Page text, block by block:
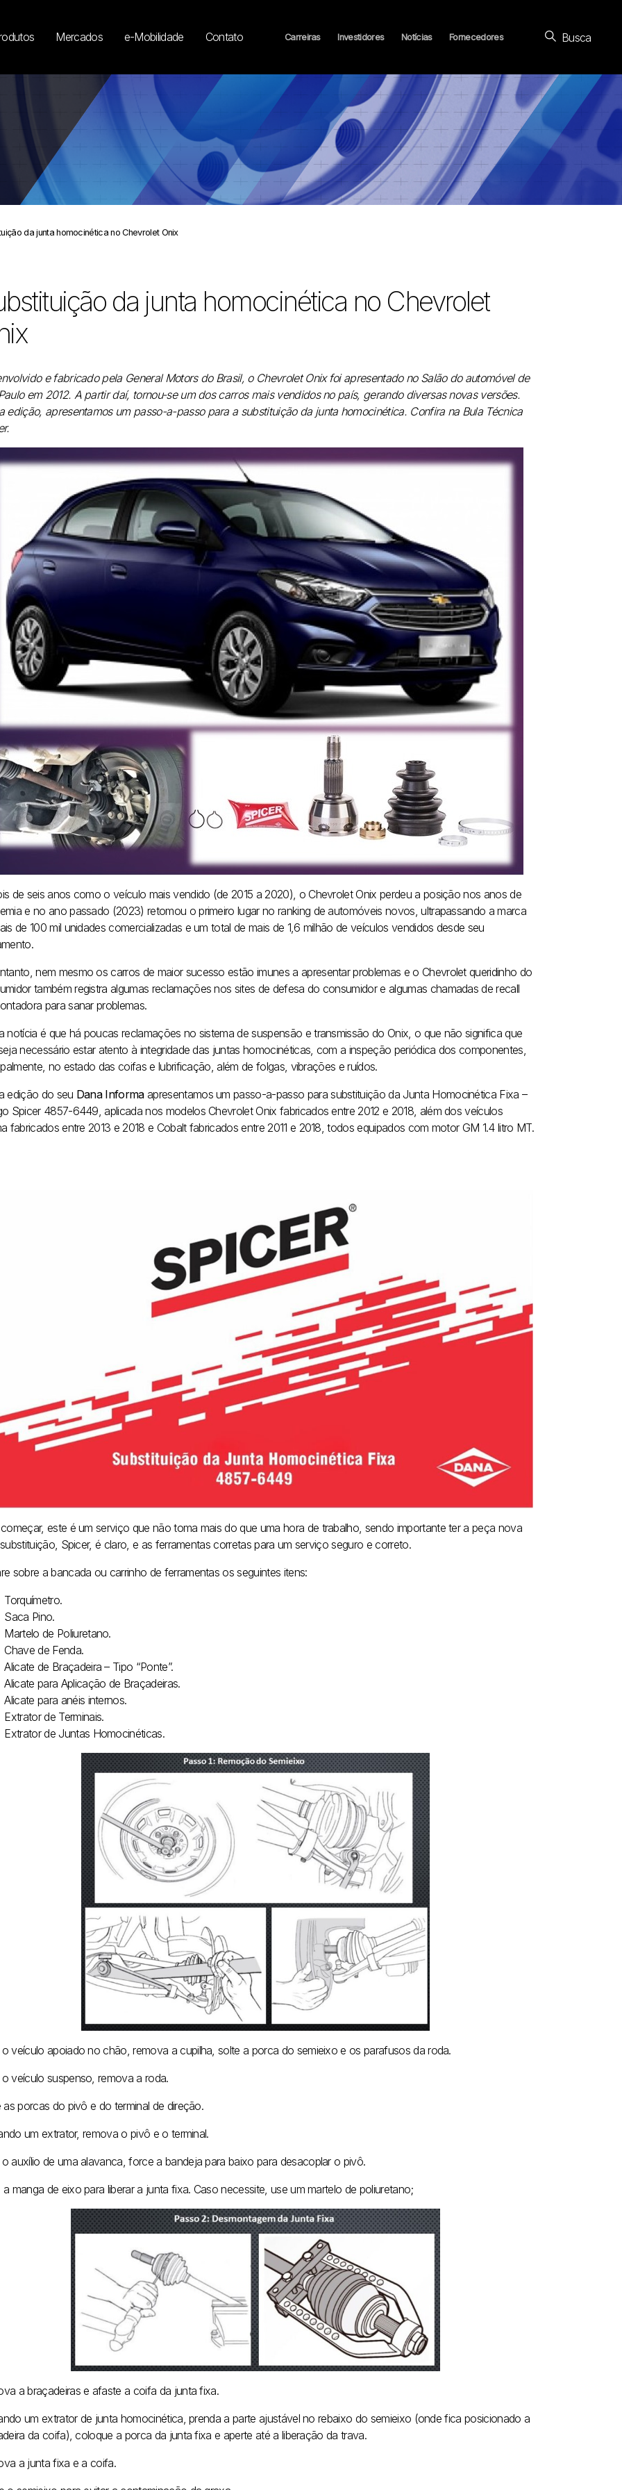
Mercados e-Mobilidade Contato Carreiras Investidores Notícias Fornecedores Busca
da junta homocinética no Chevrolet Onix
da junta homocinética no Chevrolet
e fabricado pela General Motors do Brasil, o Chevrolet Onix foi apresentado no Salão do automóvel de
em 2012. A partir daí, tornou-se um dos carros mais vendidos no país, gerando diversas novas versões.
edição, apresentamos um passo-a-passo para a substituição da junta homocinética. Confira na Bula Técnica
de seis anos como o veículo mais vendido (de 2015 a 2020), o Chevrolet Onix perdeu a posição nos anos de
e no ano passado (2023) retomou o primeiro lugar no ranking de automóveis novos, ultrapassando a marca
de 100 mil unidades comercializadas e um total de mais de 1,6 milhão de veículos vendidos desde seu
nem mesmo os carros de maior sucesso estão imunes a apresentar problemas e o Chevrolet queridinho do
também registra algumas reclamações nos sites de defesa do consumidor e algumas chamadas de recall
para sanar problemas.
notícia é que há poucas reclamações no sistema de suspensão e transmissão do Onix, o que não significa que
necessário estar atento à integridade das juntas homocinéticas, com a inspeção periódica dos componentes,
no estado das coifas e lubrificação, além de folgas, vibrações e ruídos.
edição do seu Dana Informaapresentamos um passo-a-passo para substituição da Junta Homocinética Fixa –
Spicer 4857-6449, aplicada nos modelos Chevrolet Onix fabricados entre 2012 e 2018, além dos veículos
fabricados entre 2013 e 2018 e Cobalt fabricados entre 2011 e 2018, todos equipados com motor GM 1.4 litro MT.
este é um serviço que não toma mais do que uma hora de trabalho, sendo importante ter a peça nova
Spicer, é claro, e as ferramentas corretas para um serviço seguro e correto.
sobre a bancada ou carrinho de ferramentas os seguintes itens:
Torquímetro.
Saca Pino.
Martelo de Poliuretano.
Chave de Fenda.
Alicate de Braçadeira – Tipo “Ponte”.
Alicate para Aplicação de Braçadeiras.
Alicate para anéis internos.
Extrator de Terminais.
Extrator de Juntas Homocinéticas.
veículo apoiado no chão, remova a cupilha, solte a porca do semieixo e os parafusos da roda.
veículo suspenso, remova a roda.
as porcas do pivô e do terminal de direção.
um extrator, remova o pivô e o terminal.
auxílio de uma alavanca, force a bandeja para baixo para desacoplar o pivô.
a manga de eixo para liberar a junta fixa. Caso necessite, use um martelo de poliuretano;
a braçadeiras e afaste a coifa da junta fixa.
um extrator de junta homocinética, prenda a parte ajustável no rebaixo do semieixo (onde fica posicionado a
da coifa), coloque a porca da junta fixa e aperte até a liberação da trava.
a junta fixa e a coifa.